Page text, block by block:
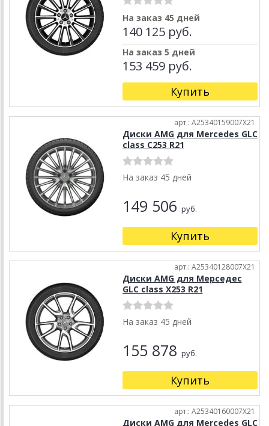
На заказ 45 дней
140 125 руб.
На заказ 5 дней
153 459 руб.
Купить
арт.: A25340159007X21
Диски AMG для Mercedes GLC
class C253 R21
На заказ 45 дней
149 506 руб.
Купить
арт.: A25340128007X21
Диски AMG для Мерседес
GLC class X253 R21
На заказ 45 дней
155 878 руб.
Купить
арт.: A25340160007X21
Диски AMG для Mercedes GLC